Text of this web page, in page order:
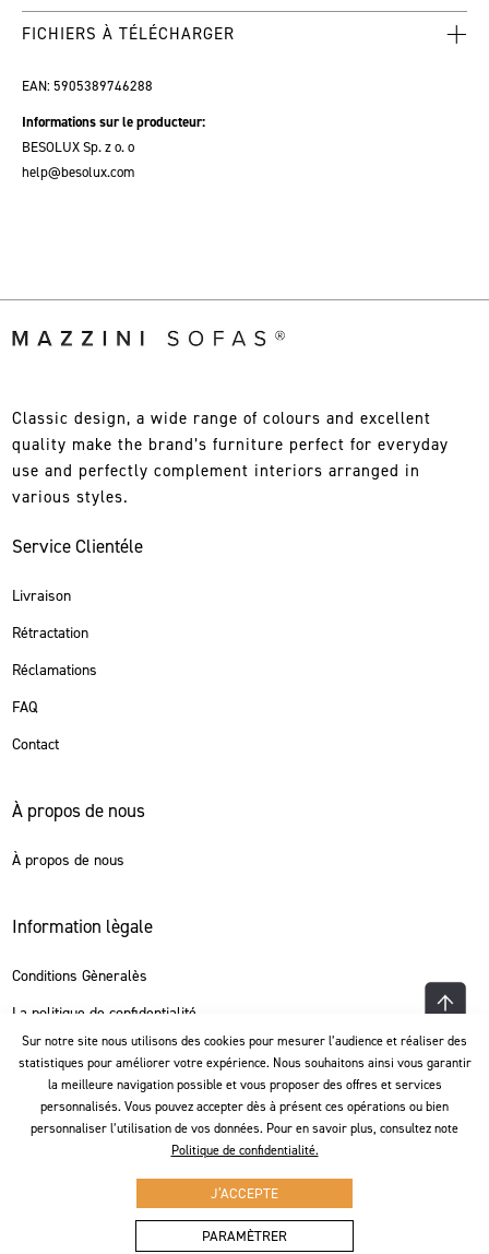
2299.00 €
FICHIERS À TÉLÉCHARGER
EAN: 5905389746288
Informations sur le producteur:
BESOLUX Sp. z o. o
help@besolux.com
Classic design, a wide range of colours and excellent
quality make the brand’s furniture perfect for everyday
use and perfectly complement interiors arranged in
various styles.
Service Clientéle
Livraison
Rétractation
Réclamations
FAQ
Contact
À propos de nous
À propos de nous
Information lègale
Conditions Gèneralès
La politique de confidentialité
Language
Français
Sur notre site nous utilisons des cookies pour mesurer l’audience et réaliser des
statistiques pour améliorer votre expérience. Nous souhaitons ainsi vous garantir
la meilleure navigation possible et vous proposer des offres et services
personnalisés. Vous pouvez accepter dès à présent ces opérations ou bien
personnaliser l’utilisation de vos données. Pour en savoir plus, consultez note
Politique de confidentialité.
J’ACCEPTE
PARAMÈTRER